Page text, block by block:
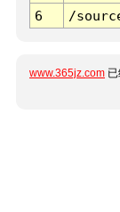
6
/
www.365jz.com